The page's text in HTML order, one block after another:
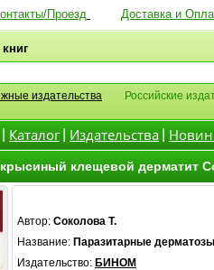
Проезд Доставка и
издательства
Российские
Каталог Издательства
клещевой дерматит
Автор: Соколова Т.
Название: Паразитарные
Издательство: БИНОМ